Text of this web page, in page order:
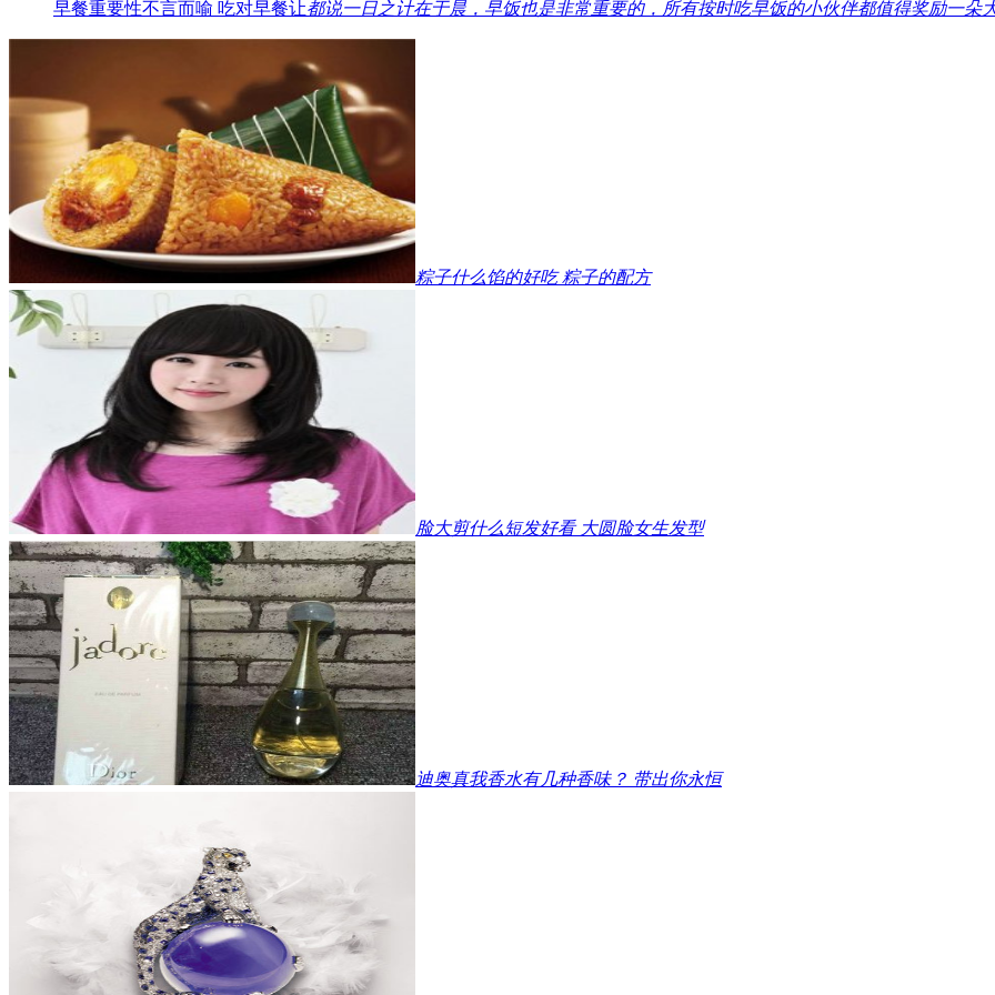
早餐重要性不言而喻 吃对早餐让都说一日之计在于晨，早饭也是非常重要的，所有按时吃早饭的小伙伴都值得奖励一朵
粽子什么馅的好吃 粽子的配方
脸大剪什么短发好看 大圆脸女生发型
迪奥真我香水有几种香味？ 带出你永恒